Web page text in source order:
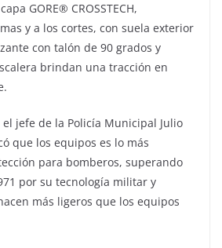
GORE® CROSSTECH,
y a los cortes, con suela exterior
con talón de 90 grados y
brindan una tracción en
jefe de la Policía Municipal Julio
que los equipos es lo más
para bomberos, superando
por su tecnología militar y
más ligeros que los equipos